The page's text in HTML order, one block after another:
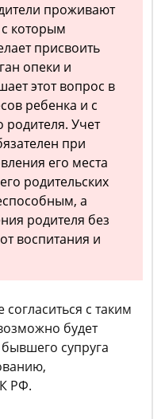
проживают
которым
присвоить
опеки и
этот вопрос в
ребенка и с
родителя. Учет
при
его места
родительских
а
родителя без
воспитания и
с таким
будет
супруга
РФ.